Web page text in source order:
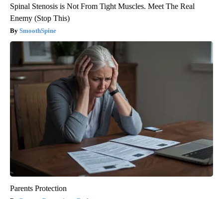
Spinal Stenosis is Not From Tight Muscles. Meet The Real
Enemy (Stop This)
SmoothSpine
Parents Protection